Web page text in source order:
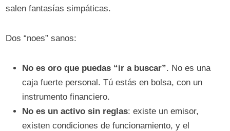
salen fantasías simpáticas.
Dos “noes” sanos:
No es oro que puedas “ir a buscar”. No es una
caja fuerte personal. Tú estás en bolsa, con un
instrumento financiero.
No es un activo sin reglas: existe un emisor,
existen condiciones de funcionamiento, y el